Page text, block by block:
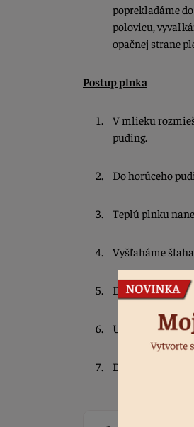
poprekladáme
polovicu,
opačnej strane
Postup plnka
V mlieku
puding.
Do horúceho
Teplú plnku
Vyšľaháme
Druhý plát cesta
Uložíme na
Dorežeme okraje